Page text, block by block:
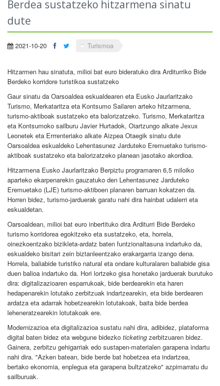
Berdea sustatzeko hitzarmena sinatu
dute
2021-10-20 Turismoa
Hitzarmen hau sinatuta, milioi bat euro bideratuko dira Arditurriko Bide
Berdeko korridore turistikoa sustatzeko
Gaur sinatu da Oarsoaldea eskualdearen eta Eusko Jaurlaritzako
Turismo, Merkataritza eta Kontsumo Sailaren arteko hitzarmena,
turismo-aktiboak sustatzeko eta balorizatzeko. Turismo, Merkataritza
eta Kontsumoko sailburu Javier Hurtadok, Oiartzungo alkate Jexux
Leonetek eta Errrenteriako alkate Aizpea Otaegik sinatu dute
Oarsoaldea eskualdeko Lehentasunez Jarduteko Eremuetako turismo-
aktiboak sustatzeko eta balorizatzeko planean jasotako akordioa.
Hitzarmena Eusko Jaurlaritzako Berpiztu programaren 6,5 miloiko
aparteko ekarpenarekin gauzatuko den Lehentasunez Jarduteko
Eremuetako (LJE) turismo-aktiboen planaren barruan kokatzen da.
Horren bidez, turismo-jarduerak garatu nahi dira hainbat udalerri eta
eskualdetan.
Oarsoaldean, milioi bat euro inbertituko dira Arditurri Bide Berdeko
turismo korridorea egokitzeko eta sustatzeko, eta, horrela,
oinezkoentzako bizikleta-ardatz baten funtzionaltasuna indartuko da,
eskualdeko bisitari zein biztanleentzako erakargarria izango dena.
Horrela, baliabide turistiko natural eta ondare kulturalaren baliabide gisa
duen balioa indartuko da. Hori lortzeko gisa honetako jarduerak burutuko
dira: digitalizazioaren esparrukoak, bide berdearekin eta haren
hedapenarekin lotutako zerbitzuak indartzearekin, eta bide berdearen
ardatza eta adarrak hobetzearekin lotutakoak, baita bide berdea
leheneratzearekin lotutakoak ere.
Modernizazioa eta digitalizazioa sustatu nahi dira, adibidez, plataforma
digital baten bidez eta webgune bidezko ticketing zerbitzuaren bidez.
Gainera, zerbitzu gehigarriak edo sustapen-materialen garapena indartu
nahi dira. "Azken batean, bide berde bat hobetzea eta indartzea,
bertako ekonomia, enplegua eta garapena bultzatzeko" azpimarratu du
sailburuak.